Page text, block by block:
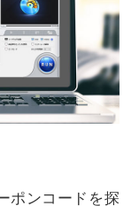
ポンコードを探